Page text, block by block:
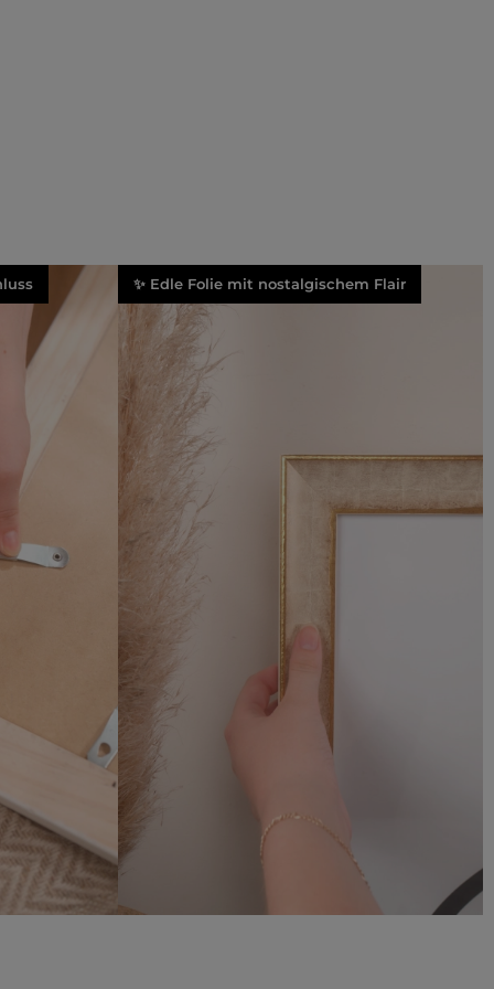
✨ Edle Folie mit nostalgischem Flair